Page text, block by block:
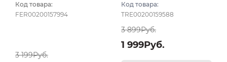
Код товара:
FER00200157994
3 199Руб.
57-59
Код товара:
TRE00200159588
3 899Руб.
1 999Руб.